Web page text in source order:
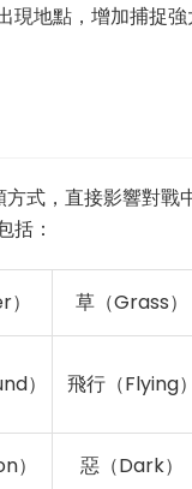
地點，增加捕捉
式，直接影響對戰
括：
草（Grass）
） 飛行（Flying）
） 惡（Dark）